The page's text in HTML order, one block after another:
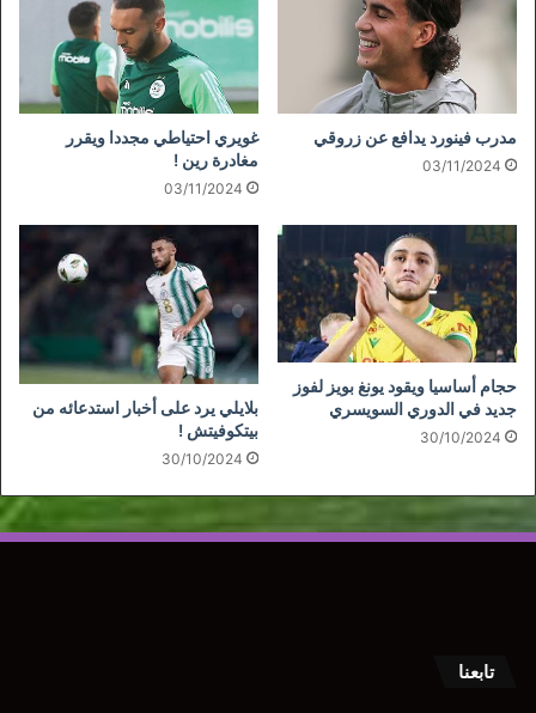
مدرب فينورد يدافع عن زروقي
03/11/2024
غويري احتياطي مجددا ويقرر
مغادرة رين !
03/11/2024
حجام أساسيا ويقود يونغ بويز لفوز
جديد في الدوري السويسري
30/10/2024
بلايلي يرد على أخبار استدعائه من
بيتكوفيتش !
30/10/2024
تابعنا